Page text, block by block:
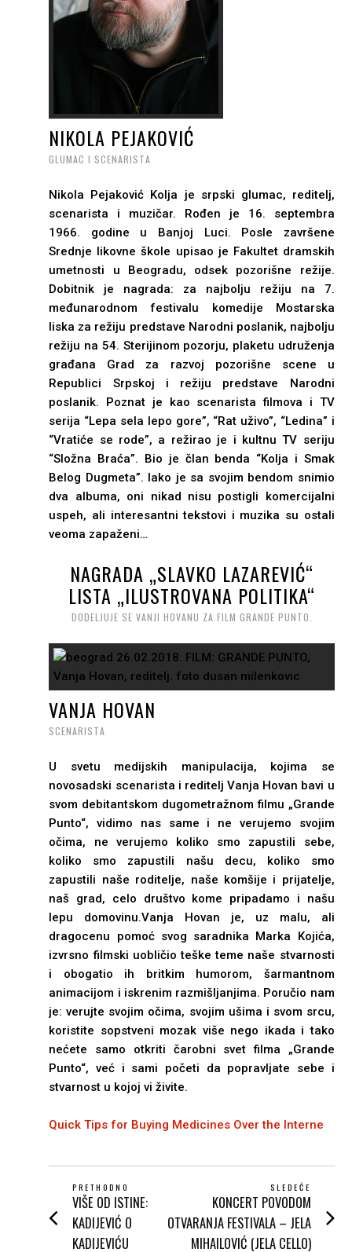
NIKOLA PEJAKOVIĆ
GLUMAC I SCENARISTA
Nikola Pejaković Kolja je srpski glumac, reditelj,
scenarista i muzičar. Rođen je 16. septembra
1966. godine u Banjoj Luci. Posle završene
Srednje likovne škole upisao je Fakultet dramskih
umetnosti u Beogradu, odsek pozorišne režije.
Dobitnik je nagrada: za najbolju režiju na 7.
međunarodnom festivalu komedije Mostarska
liska za režiju predstave Narodni poslanik, najbolju
režiju na 54. Sterijinom pozorju, plaketu udruženja
građana Grad za razvoj pozorišne scene u
Republici Srpskoj i režiju predstave Narodni
poslanik. Poznat je kao scenarista filmova i TV
serija “Lepa sela lepo gore”, “Rat uživo”, “Ledina” i
“Vratiće se rode”, a režirao je i kultnu TV seriju
“Složna Braća”. Bio je član benda “Kolja i Smak
Belog Dugmeta”. Iako je sa svojim bendom snimio
dva albuma, oni nikad nisu postigli komercijalni
uspeh, ali interesantni tekstovi i muzika su ostali
veoma zapaženi…
NAGRADA „SLAVKO LAZAREVIĆ“
LISTA „ILUSTROVANA POLITIKA“
DODELJUJE SE VANJI HOVANU ZA FILM GRANDE PUNTO.
VANJA HOVAN
SCENARISTA
U svetu medijskih manipulacija, kojima se
novosadski scenarista i reditelj Vanja Hovan bavi u
svom debitantskom dugometražnom filmu „Grande
Punto“, vidimo nas same i ne verujemo svojim
očima, ne verujemo koliko smo zapustili sebe,
koliko smo zapustili našu decu, koliko smo
zapustili naše roditelje, naše komšije i prijatelje,
naš grad, celo društvo kome pripadamo i našu
lepu domovinu.Vanja Hovan je, uz malu, ali
dragocenu pomoć svog saradnika Marka Kojića,
izvrsno filmski uobličio teške teme naše stvarnosti
i obogatio ih britkim humorom, šarmantnom
animacijom i iskrenim razmišljanjima. Poručio nam
je: verujte svojim očima, svojim ušima i svom srcu,
koristite sopstveni mozak više nego ikada i tako
nećete samo otkriti čarobni svet filma „Grande
Punto“, već i sami početi da popravljate sebe i
stvarnost u kojoj vi živite.
Quick Tips for Buying Medicines Over the Interne
POST
NAVIGATION
PRETHODNO
Prethodni
post:
VIŠE OD ISTINE:
KADIJEVIĆ O
KADIJEVIĆU
SLEDEĆE
post:
KONCERT POVODOM
OTVARANJA FESTIVALA – JELA
MIHAILOVIĆ (JELA CELLO)